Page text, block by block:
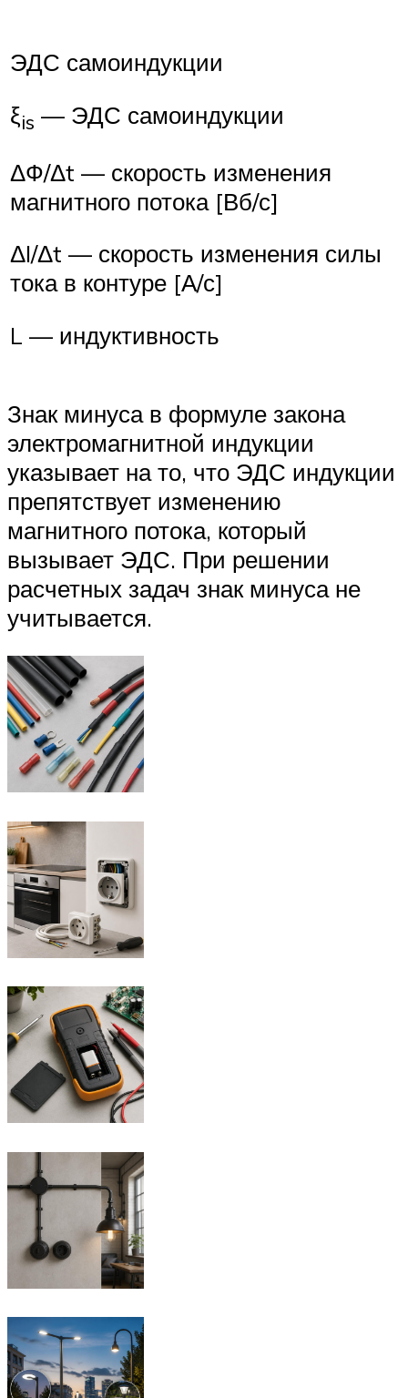
ЭДС самоиндукции
ξis — ЭДС самоиндукции
ΔФ/Δt — скорость изменения
магнитного потока [Вб/с]
ΔI/Δt — скорость изменения силы
тока в контуре [А/с]
L — индуктивность
Знак минуса в формуле закона
электромагнитной индукции
указывает на то, что ЭДС индукции
препятствует изменению
магнитного потока, который
вызывает ЭДС. При решении
расчетных задач знак минуса не
учитывается.